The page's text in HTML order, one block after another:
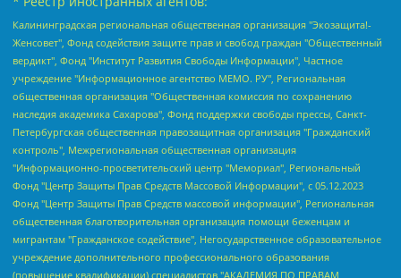
Калининградская региональная общественная организация "Экозащита!-Женсовет", Фонд содействия защите прав и свобод граждан "Общественный вердикт", Фонд "Институт Развития Свободы Информации", Частное учреждение "Информационное агентство МЕМО. РУ", Региональная общественная организация "Общественная комиссия по сохранению наследия академика Сахарова", Фонд поддержки свободы прессы, Санкт-Петербургская общественная правозащитная организация "Гражданский контроль", Межрегиональная общественная организация "Информационно-просветительский центр "Мемориал", Региональный Фонд "Центр Защиты Прав Средств Массовой Информации", с 05.12.2023 Фонд "Центр Защиты Прав Средств массовой информации", Региональная общественная благотворительная организация помощи беженцам и мигрантам "Гражданское содействие", Негосударственное образовательное учреждение дополнительного профессионального образования (повышение квалификации) специалистов "АКАДЕМИЯ ПО ПРАВАМ ЧЕЛОВЕКА", Свердловская региональная общественная организация "Сутяжник", Автономная некоммерческая организация "Центр независимых социологических исследований", Союз общественных объединений "Российский исследовательский центр по правам человека", Региональное общественное учреждение научно-информационный центр "МЕМОРИАЛ", Некоммерческая организация "Фонд защиты гласности", Автономная некоммерческая организация "Институт прав человека", Городская общественная организация "Екатеринбургское общество "МЕМОРИАЛ", Городская общественная организация "Рязанское историко-просветительское и правозащитное общество "Мемориал" (Рязанский Мемориал), Челябинский региональный орган общественной самодеятельности – женское общественное объединение "Женщины Евразии", Челябинский региональный орган общественной самодеятельности "Уральская правозащитная группа", Фонд содействия защите здоровья и социальной справедливости имени Андрея Рылькова, Автономная Некоммерческая Организация "Аналитический Центр Юрия Левады", Автономная некоммерческая организация социальной поддержки населения "Проект Апрель", Региональная общественная организация помощи женщинам и детям, находящимся в кризисной ситуации "Информационно-методический центр "Анна", Фонд содействия развитию массовых коммуникаций и правовому просвещению "Так-так-Так", Фонд содействия устойчивому развитию "Серебряная тайга", Свердловский региональный общественный фонд социальных проектов "Новое время", "Idel.Реалии", Кавказ.Реалии, Крым.Реалии, Телеканал Настоящее Время, Татаро-башкирская служба Радио Свобода (Azatliq Radiosi), Радио Свободная Европа/Радио Свобода (PCE/PC), "Сибирь.Реалии", "Фактограф", Благотворительный фонд помощи осужденным и их семьям, Автономная некоммерческая организация "Институт глобализации и социальных движений", Фонд "В защиту прав заключенных", Частное учреждение "Центр поддержки и содействия развитию средств массовой информации", Пензенский региональный общественный благотворительный фонд "Гражданский союз", "Север.Реалии", Некоммерческая организация Фонд "Правовая инициатива", Общество с ограниченной ответственностью "Радио Свободная Европа/Радио Свобода", Чешское информационное агентство "MEDIUM-ORIENT", Красноярская региональная общественная организация "Мы против СПИДа", Камалягин Денис Николаевич, Маркелов Сергей Евгеньевич, Пономарев Лев Александрович, Савицкая Людмила Алексеевна, Автономная некоммерческая организация "Центр по работе с проблемой насилия "НАСИЛИЮ.НЕТ", Межрегиональный профессиональный союз работников здравоохранения "Альянс врачей", Юридическое лицо, зарегистрированное в Латвийской Республике, SIA "Medusa Project" (регистрационный номер 40103797863, дата регистрации 10.06.2014), Некоммерческая организация "Фонд по борьбе с коррупцией", Автономная некоммерческая организация "Институт права и публичной политики", Баданин Роман Сергеевич, Гликин Максим Александрович, Железнова Мария Михайловна, Лукьянова Юлия Сергеевна, Маетная Елизавета Витальевна, Маняхин Петр Борисович, Чуракова Ольга Владимировна, Ярош Юлия Петровна, Юридическое лицо "The Insider SIA", зарегистрированное в Риге, Латвийская Республика (дата регистрации 26.06.2015), являющееся администратором доменного имени интернет-издания "The Insider SIA", https://theins.ru, Постернак Алексей Евгеньевич, Рубин Михаил Аркадьевич, Анин Роман Александрович, Юридическое лицо Istories fonds, зарегистрированное в Латвийской Республике (регистрационный номер 50008295751, дата регистрации 24.02.2020), Великовский Дмитрий Александрович, Долинина Ирина Николаевна, Мароховская Алеся Алексеевна, Шлейнов Роман Юрьевич, Шмагун Олеся Валентиновна, Общество с ограниченной ответственностью "Альтаир 2021", Общество с ограниченной ответственностью "Вега 2021", Общество с ограниченной ответственностью "Главный редактор 2021", Общество с ограниченной ответственностью "Ромашки монолит", Важенков Артем Валерьевич, Ивановская областная общественная организация "Центр гендерных исследований", Гурман Юрий Альбертович, Медиапроект "ОВД-Инфо", Егоров Владимир Владимирович, Жилинский Владимир Александрович, Общество с ограниченной ответственностью "ЗП", Иванова София Юрьевна, Карезина Инна Павловна, Кильтау Екатерина Викторовна, Петров Алексей Викторович, Пискунов Сергей Евгеньевич, Смирнов Сергей Сергеевич, Тихонов Михаил Сергеевич, Общество с ограниченной ответственностью "ЖУРНАЛИСТ-ИНОСТРАННЫЙ АГЕНТ", Арапова Галина Юрьевна, Вольтская Татьяна Анатольевна, Американская компания "Mason G.E.S. Anonymous Foundation" (США), являющаяся владельцем интернет-издания https://mnews.world/, Компания "Stichting Bellingcat", зарегистрированная в Нидерландах (дата регистрации 11.07.2018), Захаров Андрей Вячеславович, Клепиковская Екатерина Дмитриевна, Общество с ограниченной ответственностью "МЕМО", Перл Роман Александрович, Симонов Евгений Алексеевич, Соловьева Елена Анатольевна, Сотников Даниил Владимирович, Сурначева Елизавета Дмитриевна, Автономная некоммерческая организация по защите прав человека и информированию населения "Якутия – Наше Мнение", Общество с ограниченной ответственностью "Москоу диджитал медиа", с 26.01.2023 Общество с ограниченной ответственностью "Чайка Белые сады", Ветошкина Валерия Валерьевна, Заговора Максим Александрович, Межрегиональное общественное движение "Российская ЛГБТ - сеть", Оленичев Максим Владимирович, Павлов Иван Юрьевич, Скворцова Елена Сергеевна, Общество с ограниченной ответственностью "Как бы инагент", Кочетков Игорь Викторович, Общество с ограниченной ответственностью "Честные выборы", Еланчик Олег Александрович, Общество с ограниченной ответственностью "Нобелевский призыв", Гималова Регина Эмилевна, Григорьев Андрей Валерьевич, Григорьева Алина Александровна, Ассоциация по содействию защите прав призывников, альтернативнослужащих и военнослужащих "Правозащитная группа "Гражданин.Армия.Право", Хисамова Регина Фаритовна, Автономная некоммерческая организация по реализации социально-правовых программ "Лилит", Дальневосточное общественное движение "Маяк", Санкт-Петербургская ЛГБТ-инициативная группа "Выход", Инициативная группа ЛГБТ+ "Реверс", Алексеев Андрей Викторович, Бекбулатова Таисия Львовна, Беляев Иван Михайлович, Владыкина Елена Сергеевна, Гельман Марат Александрович, Никульшина Вероника Юрьевна, Толоконникова Надежда Андреевна, Шендерович Виктор Анатольевич, Общество с ограниченной ответственностью "Данное сообщение", Общество с ограниченной ответственностью Издательский дом "Новая глава", Айнбиндер Александра Александровна, Московский комьюнити-центр для ЛГБТ+инициатив, Благотворительный фонд развития филантропии, Deutsche Welle (Германия, Kurt-Schumacher-Strasse 3, 53113 Bonn), Борзунова Мария Михайловна, Воробьев Виктор Викторович, Голубева Анна Львовна, Константинова Алла Михайловна, Малкова Ирина Владимировна, Мурадов Мурад Абдулгалимович, Осетинская Елизавета Николаевна, Понасенков Евгений Николаевич, Ганапольский Матвей Юрьевич, Киселев Евгений Алексеевич, Борухович Ирина Григорьевна, Дремин Иван Тимофеевич, Дубровский Дмитрий Викторович, Красноярская региональная общественная организация поддержки и развития альтернативных образовательных технологий и межкультурных коммуникаций "ИНТЕРРА", Маяковская Екатерина Алексеевна, Фейгин Марк Захарович, Филимонов Андрей Викторович, Дзугкоева Регина Николаевна, Доброхотов Роман Александрович, Дудь Юрий Александрович, Елкин Сергей Владимирович, Кругликов Кирилл Игоревич, Сабунаева Мария Леонидовна, Семенов Алексей Владимирович, Шаинян Карен Багратович, Шульман Екатерина Михайловна, Асафьев Артур Валерьевич, Вахштайн Виктор Семенович, Венедиктов Алексей Алексеевич, Лушникова Екатерина Евгеньевна, Волков Леонид Михайлович, Невзоров Александр Глебович, Пархоменко Сергей Борисович, Сироткин Ярослав Николаевич, Кара-Мурза Владимир Владимирович, Баранова Наталья Владимировна, Гозман Леонид Яковлевич, Кагарлицкий Борис Юльевич, Климарев Михаил Валерьевич, Милов Владимир Станиславович, Автономная некоммерческая организация Краснодарский центр современного искусства "Типография", Моргенштерн Алишер Тагирович, Соболь Любовь Эдуардовна, Общество с ограниченной ответственностью "ЛИЗА НОРМ", Каспаров Гарри Кимович, Ходорковский Михаил Борисович, Общество с ограниченной ответственностью "Апрельские тезисы", Данилович Ирина Брониславовна, Кашин Олег Владимирович, Петров Николай Владимирович, Пивоваров Алексей Владимирович, Соколов Михаил Владимирович, Цветкова Юлия Владимировна, Чичваркин Евгений Александрович, Комитет против пыток/Команда против пыток, Общество с ограниченной ответственностью "Первый научный", Общество с ограниченной ответственностью "Вертолет и ко", Белоцерковская Вероника Борисовна, Кац Максим Евгеньевич, Лазарева Татьяна Юрьевна, Шаведдинов Руслан Табризович, Яшин Илья Валерьевич, Общество с ограниченной ответственностью "Иноагент ААВ", Алешковский Дмитрий Петрович, Альбац Евгения Марковна, Быков Дмитрий Львович, Галямина Юлия Евгеньевна, Лойко Сергей Леонидович, Мартынов Кирилл Константинович, Медведев Сергей Александрович, Крашенинников Федор Геннадиевич, Гордеева Катерина Вл